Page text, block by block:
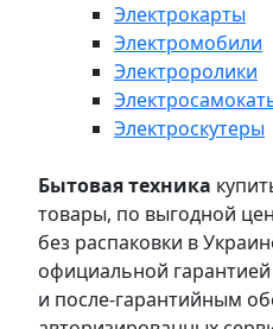
Электрокарты
Электромобили
Электроролики
Электроскутеры
Бытовая техника
товары, по выгодной
без распаковки в
официальной
и после-гарантийным